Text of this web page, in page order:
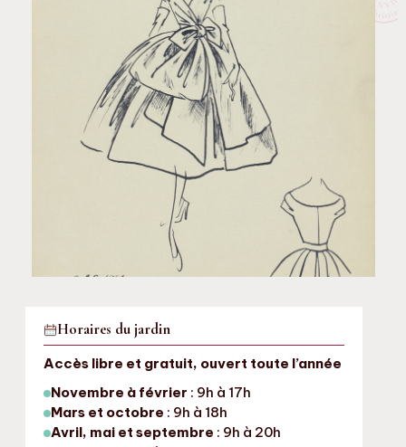
Horaires du jardin
Accès libre et gratuit, ouvert toute l’année
Novembre à février : 9h à 17h
Mars et octobre : 9h à 18h
Avril, mai et septembre : 9h à 20h